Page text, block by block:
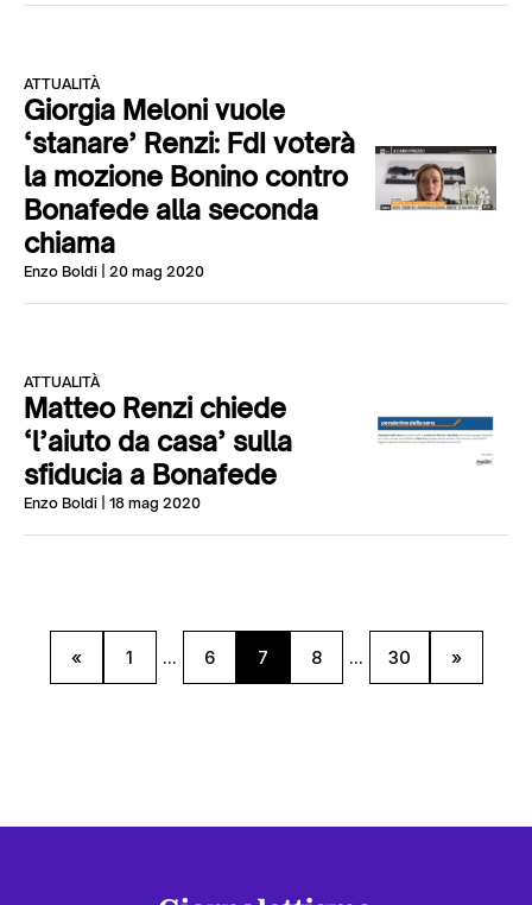
ATTUALITÀ
Giorgia Meloni vuole
‘stanare’ Renzi: FdI voterà
la mozione Bonino contro
Bonafede alla seconda
chiama
Enzo Boldi | 20 mag 2020
ATTUALITÀ
Matteo Renzi chiede
‘l’aiuto da casa’ sulla
sfiducia a Bonafede
Enzo Boldi | 18 mag 2020
« 1 ... 6 7 8 ... 30 »